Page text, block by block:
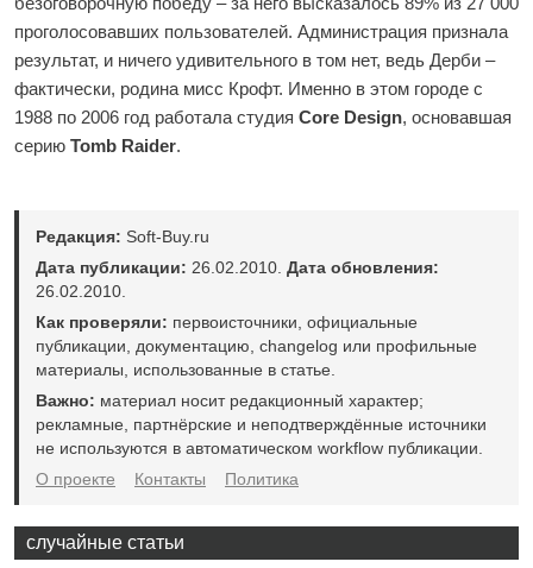
проголосовавших пользователей. Администрация признала
результат, и ничего удивительного в том нет, ведь Дерби –
фактически, родина мисс Крофт. Именно в этом городе с
1988 по 2006 год работала студия Core Design, основавшая
серию Tomb Raider.
Редакция: Soft-Buy.ru
Дата публикации: 26.02.2010. Дата обновления:
26.02.2010.
Как проверяли: первоисточники, официальные
публикации, документацию, changelog или профильные
материалы, использованные в статье.
Важно: материал носит редакционный характер;
рекламные, партнёрские и неподтверждённые источники
не используются в автоматическом workflow публикации.
О проекте
Контакты Политика
случайные статьи